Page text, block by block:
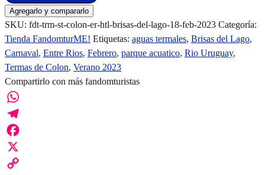
Agregarlo y compararlo
SKU: fdt-trm-st-colon-er-htl-brisas-del-lago-18-feb-2023 Categoría:
Tienda FandomturME! Etiquetas: aguas termales, Brisas del Lago,
Carnaval, Entre Rios, Febrero, parque acuatico, Rio Uruguay,
Termas de Colon, Verano 2023
Compartirlo con más fandomturistas
WhatsApp
Telegram
Facebook
X